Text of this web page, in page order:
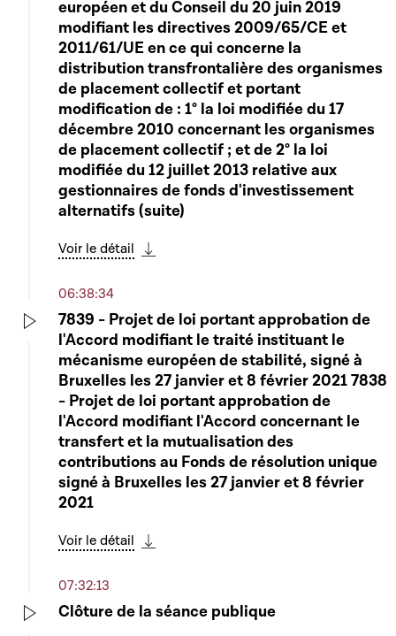
européen et du Conseil du 20 juin 2019
modifiant les directives 2009/65/CE et
2011/61/UE en ce qui concerne la
distribution transfrontalière des organismes
de placement collectif et portant
modification de : 1° la loi modifiée du 17
décembre 2010 concernant les organismes
de placement collectif ; et de 2° la loi
modifiée du 12 juillet 2013 relative aux
gestionnaires de fonds d'investissement
alternatifs (suite)
Voir le détail
06:38:34
7839 - Projet de loi portant approbation de
l'Accord modifiant le traité instituant le
mécanisme européen de stabilité, signé à
Bruxelles les 27 janvier et 8 février 2021 7838
- Projet de loi portant approbation de
l'Accord modifiant l'Accord concernant le
transfert et la mutualisation des
contributions au Fonds de résolution unique
signé à Bruxelles les 27 janvier et 8 février
2021
Voir le détail
07:32:13
Clôture de la séance publique